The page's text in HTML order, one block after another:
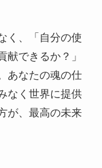
く、「自分の使
献できるか？」
あなたの魂の仕
なく世界に提供
が、最高の未来